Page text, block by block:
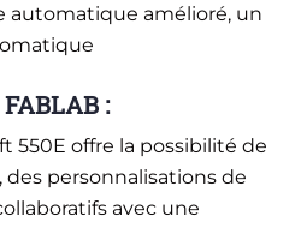
automatique amélioré, un
:
550E offre la possibilité de
personnalisations de
avec une